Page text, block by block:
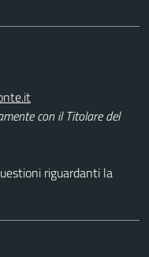
con il Titolare del
riguardanti la